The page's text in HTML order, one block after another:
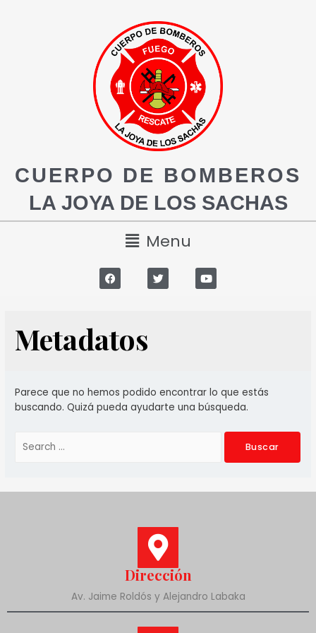
CUERPO DE BOMBEROS
LA JOYA DE LOS SACHAS
Menu
Metadatos
Parece que no hemos podido encontrar lo que estás
buscando. Quizá pueda ayudarte una búsqueda.
Dirección
Av. Jaime Roldós y Alejandro Labaka